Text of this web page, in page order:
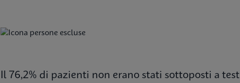
Il 76,2% di pazienti non erano stati sottoposti a test